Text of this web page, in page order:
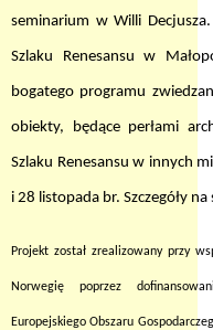
seminarium w Willi
Szlaku Renesansu w
bogatego programu
obiekty, będące perłami
Szlaku Renesansu w innych
i 28 listopada br. Szczegóły
Projekt został zrealizowany przy
Norwegię poprzez
Europejskiego Obszaru